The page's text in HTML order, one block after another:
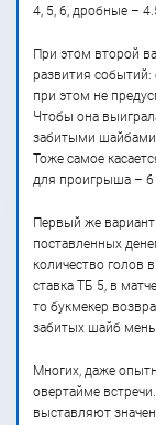
4, 5, 6, дробные –
При этом второй
развития событий:
при этом не
Чтобы она
забитыми шайбами.
Тоже самое
для проигрыша – 6
Первый же
поставленных
количество голов
ставка ТБ 5, в
то букмекер
забитых шайб
Многих, даже
овертайме
выставляют